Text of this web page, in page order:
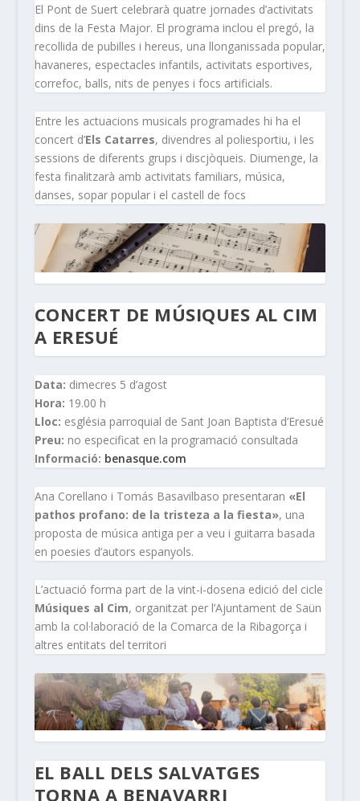
El Pont de Suert celebrarà quatre jornades d’activitats
dins de la Festa Major. El programa inclou el pregó, la
recollida de pubilles i hereus, una llonganissada popular,
havaneres, espectacles infantils, activitats esportives,
correfoc, balls, nits de penyes i focs artificials.
Entre les actuacions musicals programades hi ha el
concert d’Els Catarres, divendres al poliesportiu, i les
sessions de diferents grups i discjòqueis. Diumenge, la
festa finalitzarà amb activitats familiars, música,
danses, sopar popular i el castell de focs
CONCERT DE MÚSIQUES AL CIM
A ERESUÉ
Data: dimecres 5 d’agost
Hora: 19.00 h
Lloc: església parroquial de Sant Joan Baptista d’Eresué
Preu: no especificat en la programació consultada
Informació: benasque.com
Ana Corellano i Tomás Basavilbaso presentaran «El
pathos profano: de la tristeza a la fiesta», una
proposta de música antiga per a veu i guitarra basada
en poesies d’autors espanyols.
L’actuació forma part de la vint-i-dosena edició del cicle
Músiques al Cim, organitzat per l’Ajuntament de Saün
amb la col·laboració de la Comarca de la Ribagorça i
altres entitats del territori
EL BALL DELS SALVATGES
TORNA A BENAVARRI